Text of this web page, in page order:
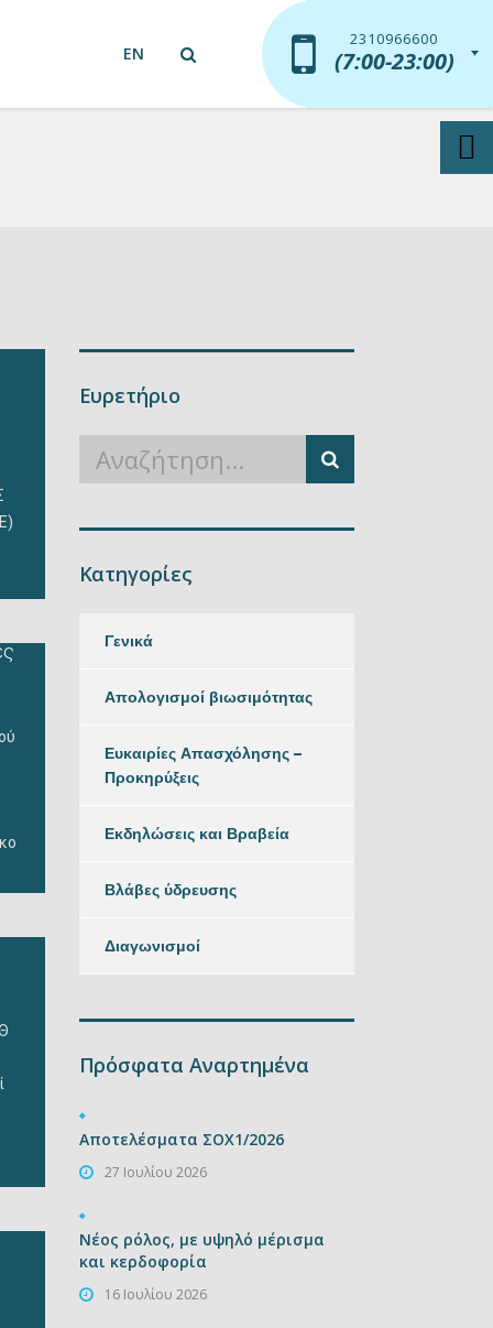
EN
2310966600
(7:00-23:00)
2310966600
(7:00-23:00)
Ευρετήριο
Κατηγορίες
Γενικά
Απολογισμοί βιωσιμότητας
Ευκαιρίες Απασχόλησης –
Προκηρύξεις
Εκδηλώσεις και Βραβεία
Βλάβες ύδρευσης
Διαγωνισμοί
Πρόσφατα Αναρτημένα
Αποτελέσματα ΣΟΧ1/2026
27 Ιουλίου 2026
Νέος ρόλος, με υψηλό μέρισμα
και κερδοφορία
16 Ιουλίου 2026